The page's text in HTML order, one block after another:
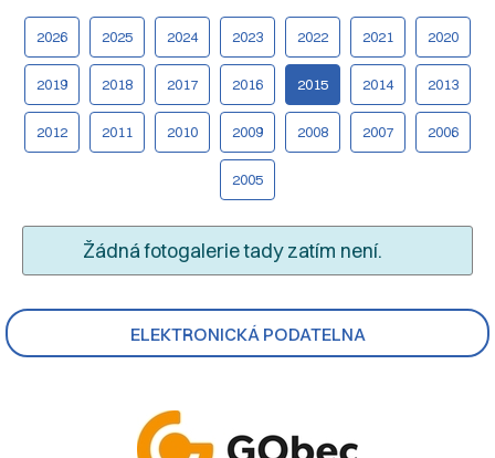
ELEKTRONICKÁ PODATELNA
2026 2025 2024 2023 2022 2021 2020
2019 2018 2017 2016 2015 2014 2013
2012 2011 2010 2009 2008 2007 2006
2005
Žádná fotogalerie tady zatím není.